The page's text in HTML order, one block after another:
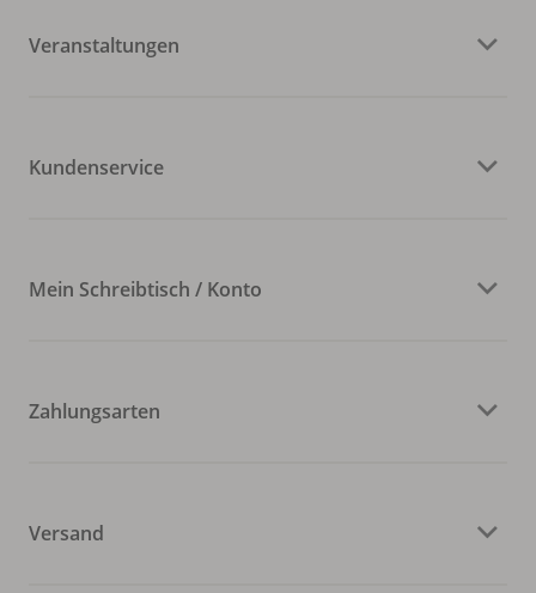
Veranstaltungen
Kundenservice
Mein Schreibtisch / Konto
Zahlungsarten
Versand